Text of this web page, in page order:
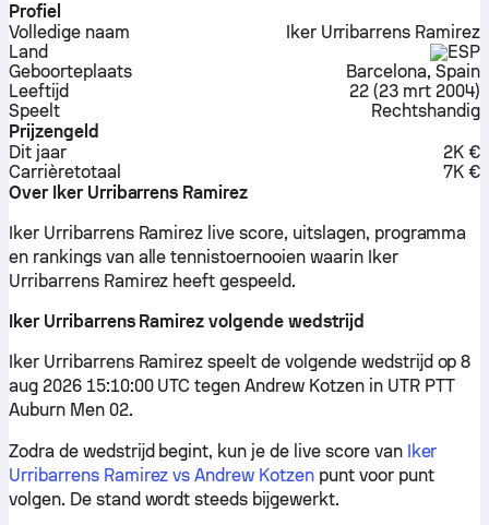
Profiel
Volledige naam
Iker Urribarrens Ramirez
Land
ESP
Geboorteplaats
Barcelona, Spain
Leeftijd
22 (23 mrt 2004)
Speelt
Rechtshandig
Prijzengeld
Dit jaar
2K €
Carrière­totaal
7K €
Over Iker Urribarrens Ramirez
Iker Urribarrens Ramirez live score, uitslagen, programma
en rankings van alle tennistoernooien waarin Iker
Urribarrens Ramirez heeft gespeeld.
Iker Urribarrens Ramirez volgende wedstrijd
Iker Urribarrens Ramirez speelt de volgende wedstrijd op 8
aug 2026 15:10:00 UTC tegen Andrew Kotzen in UTR PTT
Auburn Men 02.
Zodra de wedstrijd begint, kun je de live score van Iker
Urribarrens Ramirez vs Andrew Kotzen punt voor punt
volgen. De stand wordt steeds bijgewerkt.